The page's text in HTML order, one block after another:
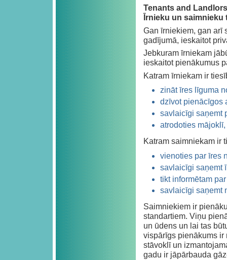
Tenants and
Īrnieku un
Gan īrniekiem, gan arī
gadījumā, ieskaitot
Jebkuram īrniekam
ieskaitot pienākumus
Katram īrniekam ir
zināt īres līguma
dzīvot pienācīgos
savlaicīgi saņemt
atrodoties
Katram saimniekam ir
vienoties par īres
savlaicīgi saņemt
tikt informētam
savlaicīgi saņemt
Saimniekiem ir
standartiem. Viņu
un ūdens un lai tas
vispārīgs pienākums
stāvoklī un
gadu ir jāpārbauda